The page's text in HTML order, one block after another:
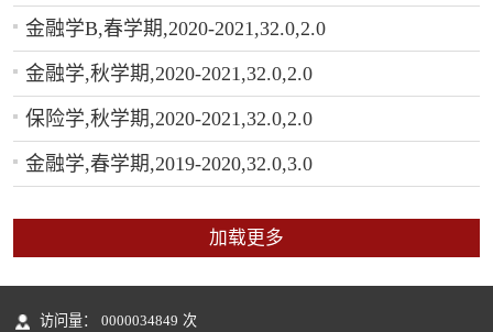
金融学B,春学期,2020-2021,32.0,2.0
金融学,秋学期,2020-2021,32.0,2.0
保险学,秋学期,2020-2021,32.0,2.0
金融学,春学期,2019-2020,32.0,3.0
加载更多
访问量： 0000034849 次